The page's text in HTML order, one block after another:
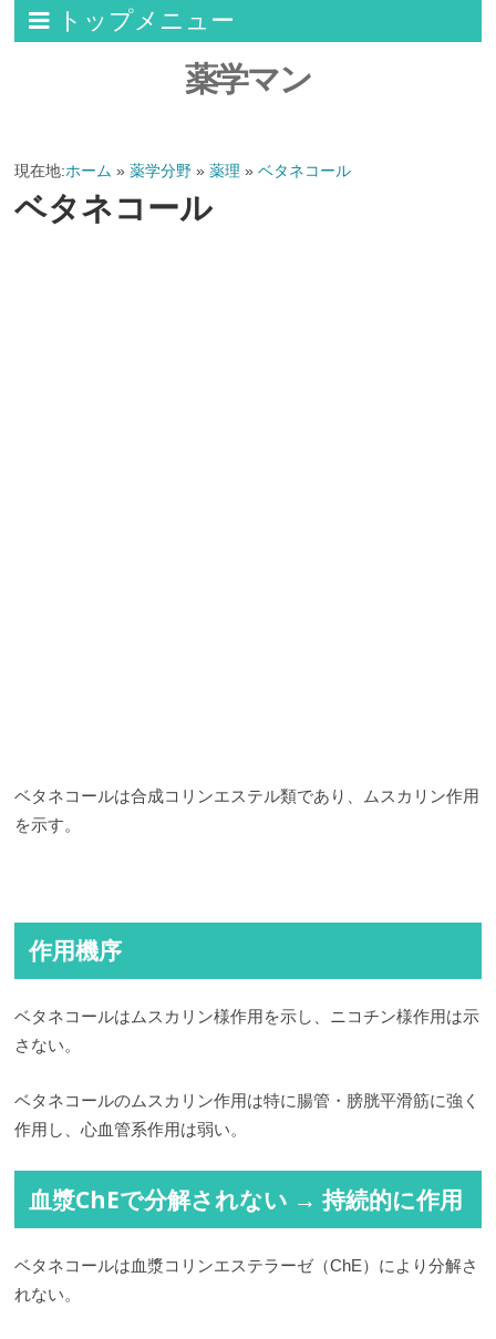
トップメニュー
薬学マン
現在地:ホーム »薬学分野 »薬理 »ベタネコール
ベタネコール
ベタネコールは合成コリンエステル類であり、ムスカリン作用
を示す。
作用機序
ベタネコールはムスカリン様作用を示し、ニコチン様作用は示
さない。
ベタネコールのムスカリン作用は特に腸管・膀胱平滑筋に強く
作用し、心血管系作用は弱い。
血漿ChEで分解されない → 持続的に作用
ベタネコールは血漿コリンエステラーゼ（ChE）により分解さ
れない。